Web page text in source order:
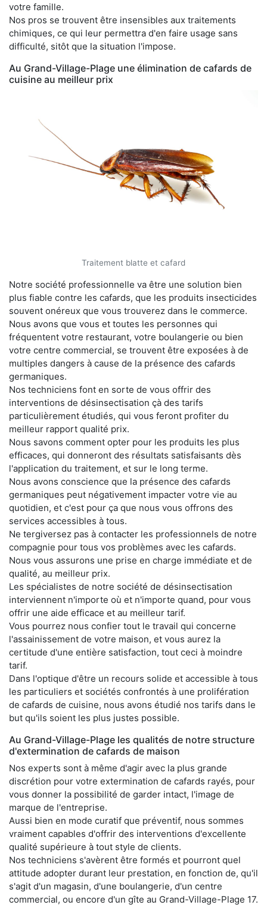
votre famille.
Nos pros se trouvent être insensibles aux traitements
chimiques, ce qui leur permettra d'en faire usage sans
difficulté, sitôt que la situation l'impose.
Au Grand-Village-Plage une élimination de cafards de
cuisine au meilleur prix
Traitement blatte et cafard
Notre société professionnelle va être une solution bien
plus fiable contre les cafards, que les produits insecticides
souvent onéreux que vous trouverez dans le commerce.
Nous avons que vous et toutes les personnes qui
fréquentent votre restaurant, votre boulangerie ou bien
votre centre commercial, se trouvent être exposées à de
multiples dangers à cause de la présence des cafards
germaniques.
Nos techniciens font en sorte de vous offrir des
interventions de désinsectisation çà des tarifs
particulièrement étudiés, qui vous feront profiter du
meilleur rapport qualité prix.
Nous savons comment opter pour les produits les plus
efficaces, qui donneront des résultats satisfaisants dès
l'application du traitement, et sur le long terme.
Nous avons conscience que la présence des cafards
germaniques peut négativement impacter votre vie au
quotidien, et c'est pour ça que nous vous offrons des
services accessibles à tous.
Ne tergiversez pas à contacter les professionnels de notre
compagnie pour tous vos problèmes avec les cafards.
Nous vous assurons une prise en charge immédiate et de
qualité, au meilleur prix.
Les spécialistes de notre société de désinsectisation
interviennent n'importe où et n'importe quand, pour vous
offrir une aide efficace et au meilleur tarif.
Vous pourrez nous confier tout le travail qui concerne
l'assainissement de votre maison, et vous aurez la
certitude d'une entière satisfaction, tout ceci à moindre
tarif.
Dans l'optique d'être un recours solide et accessible à tous
les particuliers et sociétés confrontés à une prolifération
de cafards de cuisine, nous avons étudié nos tarifs dans le
but qu'ils soient les plus justes possible.
Au Grand-Village-Plage les qualités de notre structure
d'extermination de cafards de maison
Nos experts sont à même d'agir avec la plus grande
discrétion pour votre extermination de cafards rayés, pour
vous donner la possibilité de garder intact, l'image de
marque de l'entreprise.
Aussi bien en mode curatif que préventif, nous sommes
vraiment capables d'offrir des interventions d'excellente
qualité supérieure à tout style de clients.
Nos techniciens s'avèrent être formés et pourront quel
attitude adopter durant leur prestation, en fonction de, qu'il
s'agit d'un magasin, d'une boulangerie, d'un centre
commercial, ou encore d'un gîte au Grand-Village-Plage 17.